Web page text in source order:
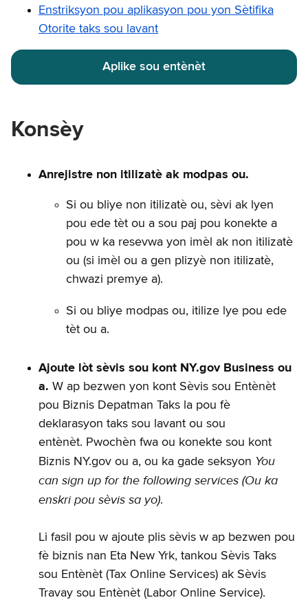
Enstriksyon pou aplikasyon pou yon Sètifika
Otorite taks sou lavant
Aplike sou entènèt
Konsèy
Anrejistre non itilizatè ak modpas ou.
Si ou bliye non itilizatè ou, sèvi ak lyen
pou ede tèt ou a sou paj pou konekte a
pou w ka resevwa yon imèl ak non itilizatè
ou (si imèl ou a gen plizyè non itilizatè,
chwazi premye a).
Si ou bliye modpas ou, itilize lye pou ede
tèt ou a.
Ajoute lòt sèvis sou kont NY.gov Business ou
a. W ap bezwen yon kont Sèvis sou Entènèt
pou Biznis Depatman Taks la pou fè
deklarasyon taks sou lavant ou sou
entènèt. Pwochèn fwa ou konekte sou kont
Biznis NY.gov ou a, ou ka gade seksyon You
can sign up for the following services (Ou ka
enskri pou sèvis sa yo).
Li fasil pou w ajoute plis sèvis w ap bezwen pou
fè biznis nan Eta New Yrk, tankou Sèvis Taks
sou Entènèt (Tax Online Services) ak Sèvis
Travay sou Entènèt (Labor Online Service).